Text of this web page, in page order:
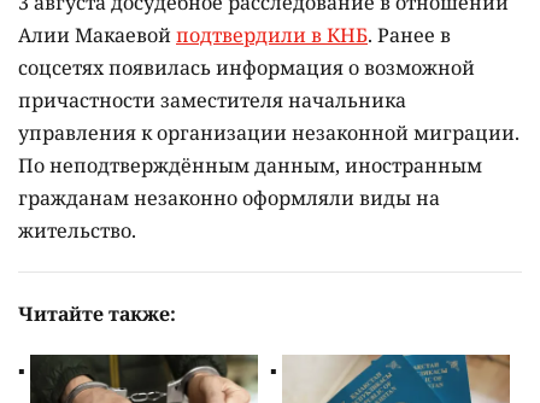
Алии Макаевойподтвердили в КНБ. Ранее в
соцсетях появилась информация о возможной
причастности заместителя начальника
управления к организации незаконной миграции.
По неподтверждённым данным, иностранным
гражданам незаконно оформляли виды на
жительство.
Читайте также: